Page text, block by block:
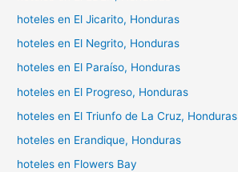
hoteles en El Jicarito, Honduras
hoteles en El Negrito, Honduras
hoteles en El Paraíso, Honduras
hoteles en El Progreso, Honduras
hoteles en El Triunfo de La Cruz, Honduras
hoteles en Erandique, Honduras
hoteles en Flowers Bay